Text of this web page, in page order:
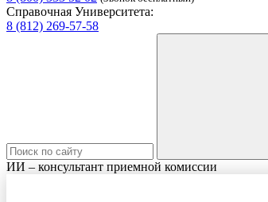
Справочная Университета:
8 (812) 269-57-58
ИИ – консультант приемной комиссии